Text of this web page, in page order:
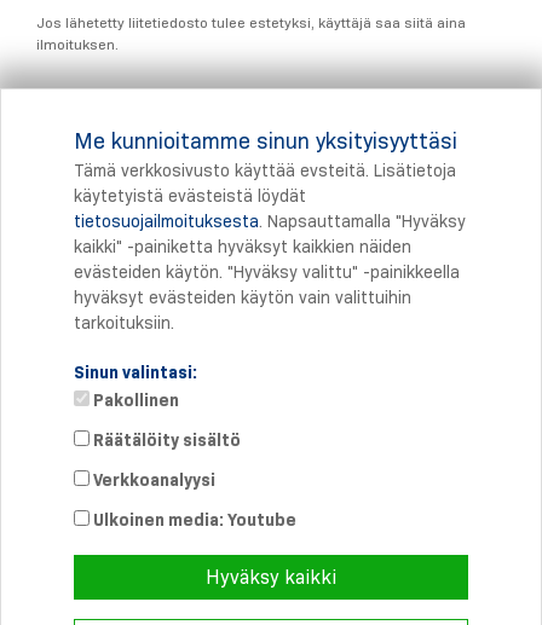
Jos lähetetty liitetiedosto tulee estetyksi, käyttäjä saa siitä aina
ilmoituksen.
Tulostus
Suora yhteys
Puhelin: +358 46 8757704
Me kunnioitamme sinun yksityisyyttäsi
Tämä verkkosivusto käyttää evsteitä. Lisätietoja
käytetyistä evästeistä löydät
tietosuojailmoituksesta. Napsauttamalla "Hyväksy
kaikki" -painiketta hyväksyt kaikkien näiden
evästeiden käytön. "Hyväksy valittu" -painikkeella
hyväksyt evästeiden käytön vain valittuihin
tarkoituksiin.
Sinun valintasi:
Pakollinen
Räätälöity sisältö
Verkkoanalyysi
Ulkoinen media: Youtube
Hyväksy kaikki